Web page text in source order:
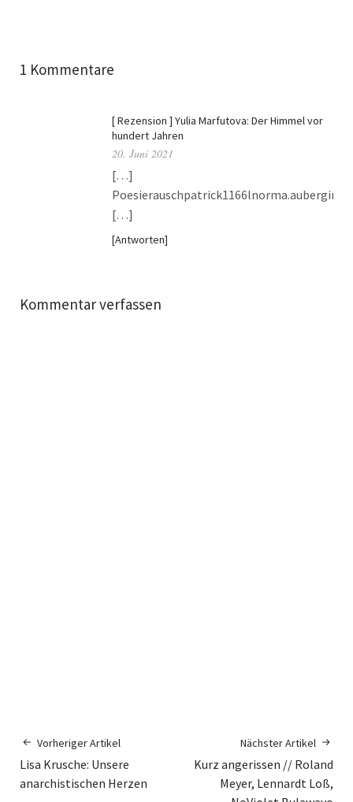
1 Kommentare
[ Rezension ] Yulia Marfutova: Der Himmel vor
hundert Jahren
20. Juni 2021
[…]
[…]
Antworten
Kommentar verfassen
Vorheriger Artikel
Lisa Krusche: Unsere
anarchistischen Herzen
Nächster Artikel
Kurz angerissen // Roland
Meyer, Lennardt Loß,